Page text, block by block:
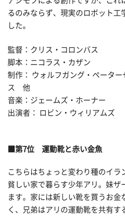
るのみならず、現実のロボット工
した。
監督：クリス・コロンバス
脚本：ニコラス・カザン
制作： ウォルフガング・ペータ
ス 他
音楽：ジェームズ・ホーナー
出演者： ロビン・ウィリアムズ
■第7位 運動靴と赤い金魚
こちらはちょっと変わり種のイラ
貧しい家で暮らす少年アリ。妹ザ
ます。家には新しい靴を買うお金
く、兄弟はアリの運動靴を共有す